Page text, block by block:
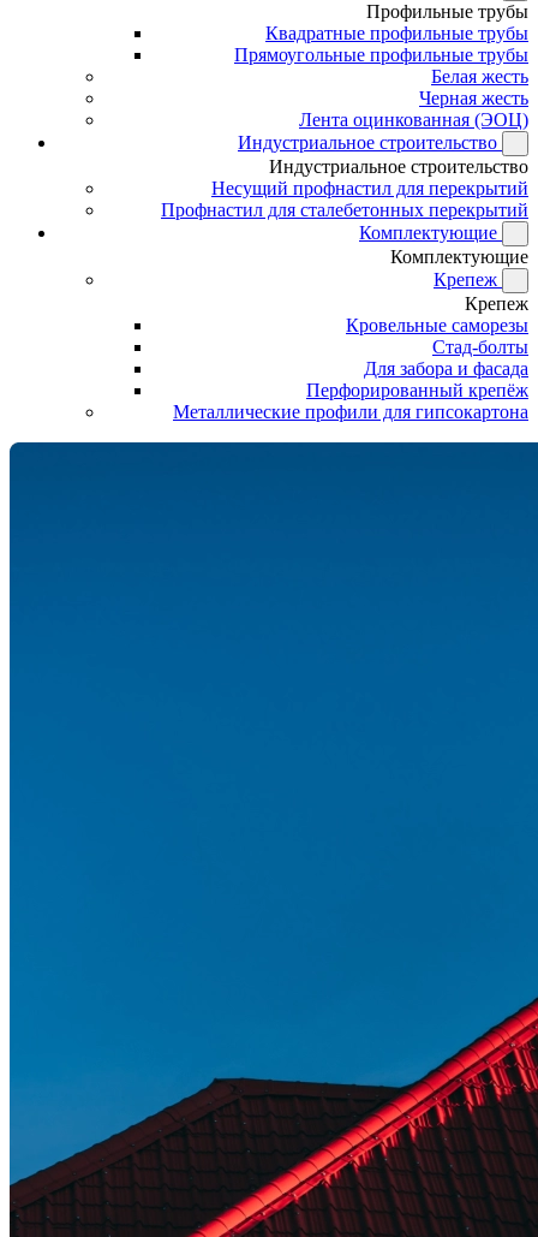
Профильные трубы
Квадратные профильные трубы
Прямоугольные профильные трубы
Белая жесть
Черная жесть
Лента оцинкованная (ЭОЦ)
Индустриальное строительство
Индустриальное строительство
Несущий профнастил для перекрытий
Профнастил для сталебетонных перекрытий
Комплектующие
Комплектующие
Крепеж
Крепеж
Кровельные саморезы
Стад-болты
Для забора и фасада
Перфорированный крепёж
Металлические профили для гипсокартона